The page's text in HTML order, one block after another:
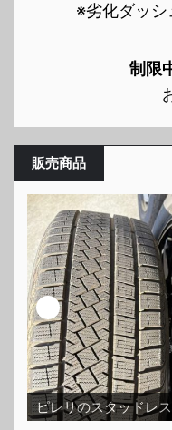
※劣化ダッ
制限
販売商品
ピレリのスタッドレ